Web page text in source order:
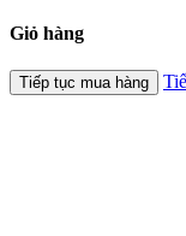
Giỏ hàng
Tiếp tục mua hàng